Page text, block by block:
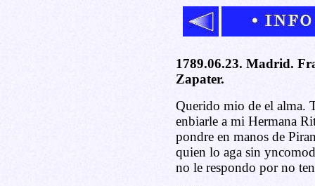
1789.06.23. Madrid.
Zapater.
Querido mio de el alma.
enbiarle a mi Hermana
pondre en manos de
quien lo aga sin
no le respondo por no